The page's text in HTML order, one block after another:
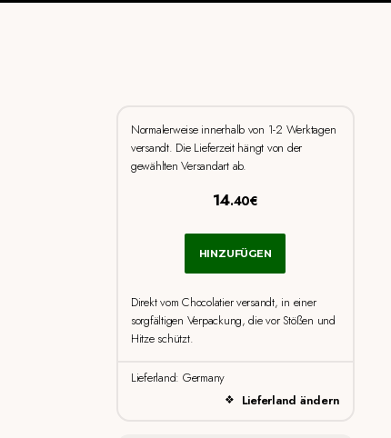
Normalerweise innerhalb von 1-2 Werktagen
versandt. Die Lieferzeit hängt von der
gewählten Versandart ab.
14.40€
HINZUFÜGEN
Direkt vom Chocolatier versandt, in einer
sorgfältigen Verpackung, die vor Stößen und
Hitze schützt.
Lieferland: Germany
Lieferland ändern